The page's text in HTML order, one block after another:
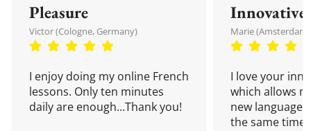
Pleasure
Victor (Cologne, Germany)
I enjoy doing my online French
lessons. Only ten minutes
daily are enough...Thank you!
Innovative
Marie
I love your
which allows
new language
the same time!